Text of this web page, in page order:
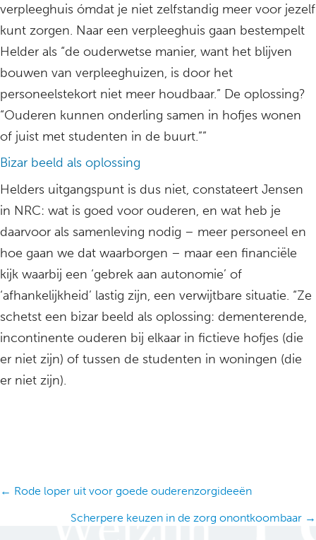
verpleeghuis ómdat je niet zelfstandig meer voor jezelf
kunt zorgen. Naar een verpleeghuis gaan bestempelt
Helder als “de ouderwetse manier, want het blijven
bouwen van verpleeghuizen, is door het
personeelstekort niet meer houdbaar.” De oplossing?
“Ouderen kunnen onderling samen in hofjes wonen
of juist met studenten in de buurt.””
Bizar beeld als oplossing
Helders uitgangspunt is dus niet, constateert Jensen
in NRC: wat is goed voor ouderen, en wat heb je
daarvoor als samenleving nodig – meer personeel en
hoe gaan we dat waarborgen – maar een financiële
kijk waarbij een ‘gebrek aan autonomie’ of
‘afhankelijkheid’ lastig zijn, een verwijtbare situatie. “Ze
schetst een bizar beeld als oplossing: dementerende,
incontinente ouderen bij elkaar in fictieve hofjes (die
er niet zijn) of tussen de studenten in woningen (die
er niet zijn).
Posts
navigation
← Rode loper uit voor goede ouderenzorgideeën
Scherpere keuzen in de zorg onontkoombaar →